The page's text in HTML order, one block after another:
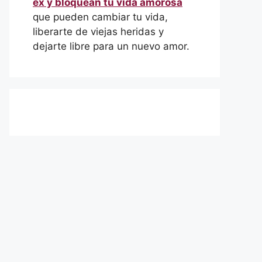
que pueden cambiar tu vida,
liberarte de viejas heridas y
dejarte libre para un nuevo amor.